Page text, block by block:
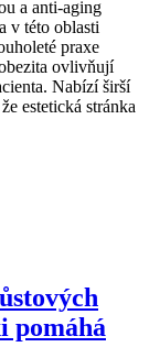
a anti-aging
v této oblasti
praxe
ovlivňují
Nabízí širší
estetická stránka
pomáhá